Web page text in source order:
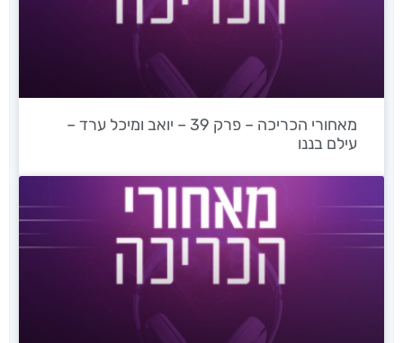
מאחורי הכריכה – פרק 39 – יואב ומיכל ערד –
עילם בננו